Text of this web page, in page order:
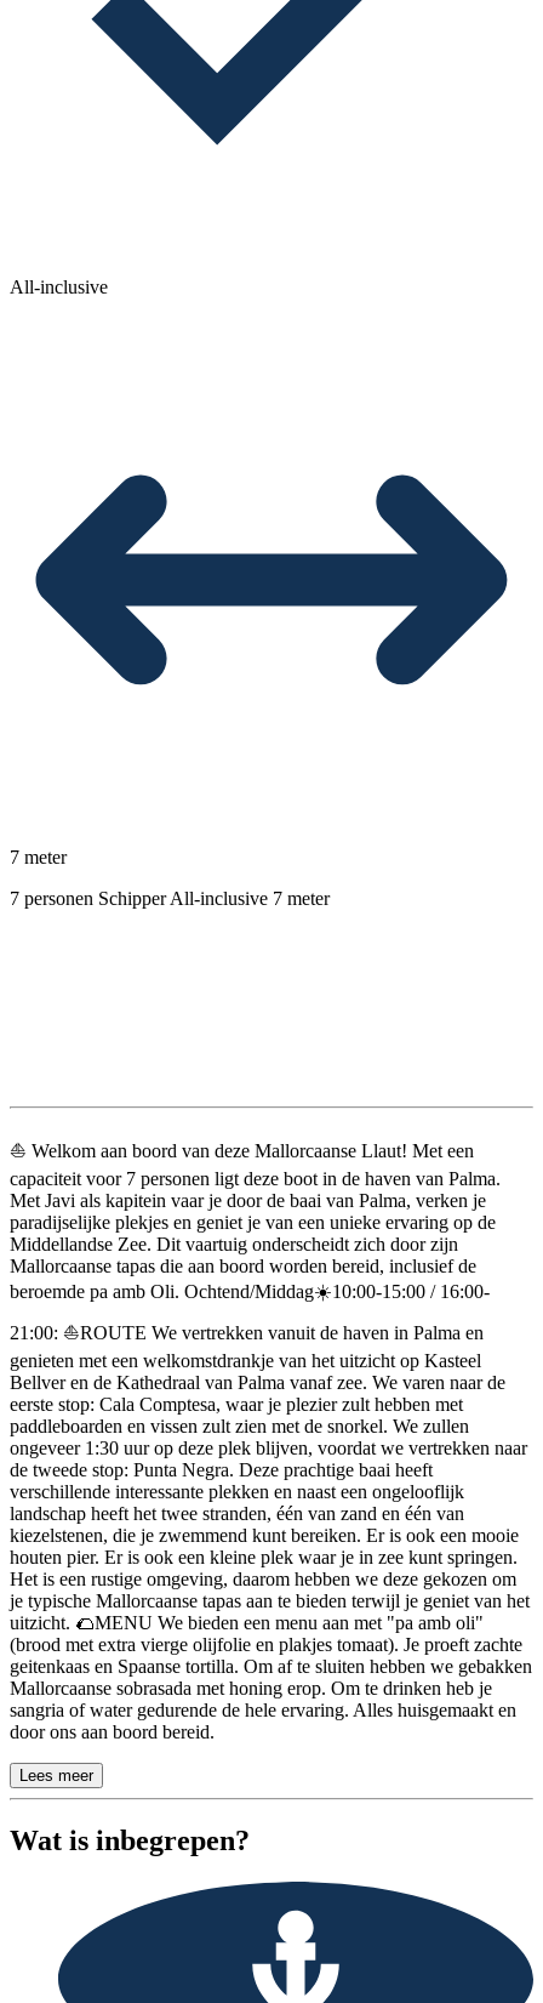
All-inclusive
7 meter
7 personen Schipper All-inclusive 7 meter
Beschrijving
⛵️ Welkom aan boord van deze Mallorcaanse Llaut! Met een
capaciteit voor 7 personen ligt deze boot in de haven van Palma.
Met Javi als kapitein vaar je door de baai van Palma, verken je
paradijselijke plekjes en geniet je van een unieke ervaring op de
Middellandse Zee. Dit vaartuig onderscheidt zich door zijn
Mallorcaanse tapas die aan boord worden bereid, inclusief de
beroemde pa amb Oli. Ochtend/Middag☀️10:00-15:00 / 16:00-
21:00: ⛵️ROUTE We vertrekken vanuit de haven in Palma en
genieten met een welkomstdrankje van het uitzicht op Kasteel
Bellver en de Kathedraal van Palma vanaf zee. We varen naar de
eerste stop: Cala Comptesa, waar je plezier zult hebben met
paddleboarden en vissen zult zien met de snorkel. We zullen
ongeveer 1:30 uur op deze plek blijven, voordat we vertrekken naar
de tweede stop: Punta Negra. Deze prachtige baai heeft
verschillende interessante plekken en naast een ongelooflijk
landschap heeft het twee stranden, één van zand en één van
kiezelstenen, die je zwemmend kunt bereiken. Er is ook een mooie
houten pier. Er is ook een kleine plek waar je in zee kunt springen.
Het is een rustige omgeving, daarom hebben we deze gekozen om
je typische Mallorcaanse tapas aan te bieden terwijl je geniet van het
uitzicht. 🌮MENU We bieden een menu aan met "pa amb oli"
(brood met extra vierge olijfolie en plakjes tomaat). Je proeft zachte
geitenkaas en Spaanse tortilla. Om af te sluiten hebben we gebakken
Mallorcaanse sobrasada met honing erop. Om te drinken heb je
sangria of water gedurende de hele ervaring. Alles huisgemaakt en
door ons aan boord bereid.
Lees meer
Wat is inbegrepen?